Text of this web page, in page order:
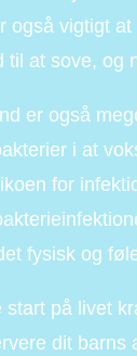
også vigtigt
til at sove,
er også
i at
for
fysisk og
start på livet
dit